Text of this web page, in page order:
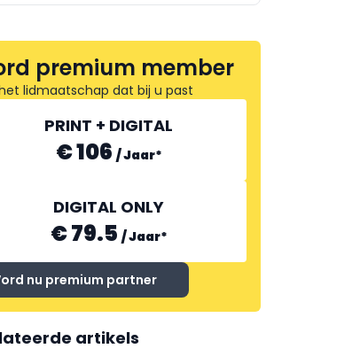
premium member
lidmaatschap dat bij u past
PRINT + DIGITAL
€ 106 /Jaar*
DIGITAL ONLY
€ 79.5 /Jaar*
nu premium partner
artikels